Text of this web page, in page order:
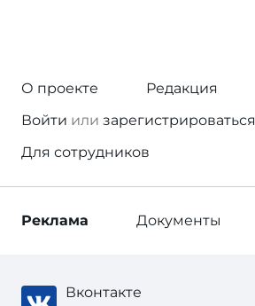
О проекте
Редакция
Войти или зарегистрироваться
Для сотрудников
Реклама Документы
Вконтакте